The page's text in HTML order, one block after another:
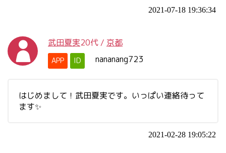
2021-07-18 19:36:34
武田夏実20代 / 京都
APP ID nananang723
はじめまして！武田夏実です。いっぱい連絡待って
ます✨
2021-02-28 19:05:22